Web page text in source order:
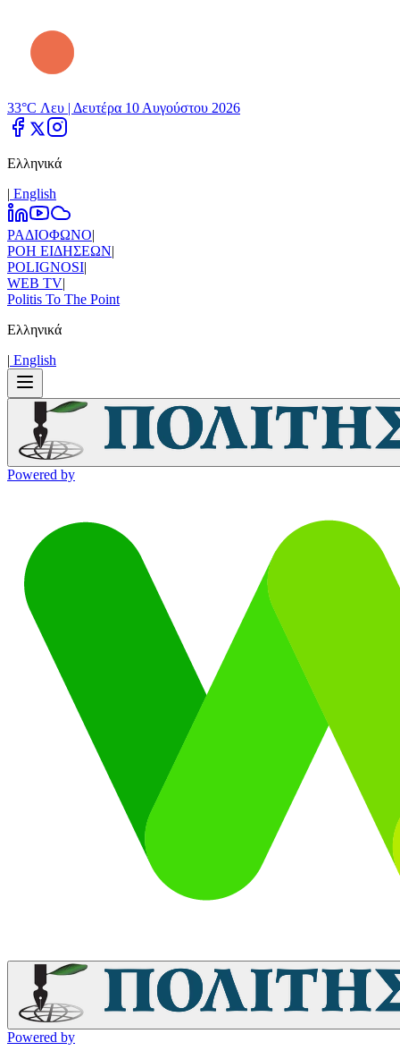
33°C Λευ | Δευτέρα 10 Αυγούστου 2026
Ελληνικά
| Εnglish
ΡΑΔΙΟΦΩΝΟ|
ΡΟΗ ΕΙΔΗΣΕΩΝ|
POLIGNOSI|
WEB TV|
Politis To The Point
Ελληνικά
| Εnglish
Powered by
Powered by